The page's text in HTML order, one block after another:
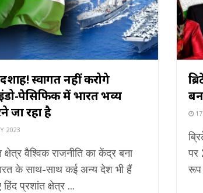
स्वागत नहीं करोगे
इंडो-पेसिफिक में भारत भव्य
जा रहा है
2023
क्षेत्र वैश्विक राजनीति का केंद्र बना
के साथ-साथ कई अन्य देश भी हैं
प्रशांत क्षेत्र ...
17
पर
रूप